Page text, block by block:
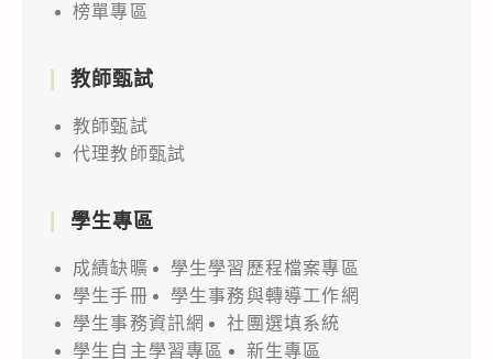
榜單專區
教師甄試
教師甄試
代理教師甄試
學生專區
成績缺曠
學生學習歷程檔案專區
學生手冊
學生事務與轉導工作網
學生事務資訊網
社團選填系統
學生自主學習專區
新生專區